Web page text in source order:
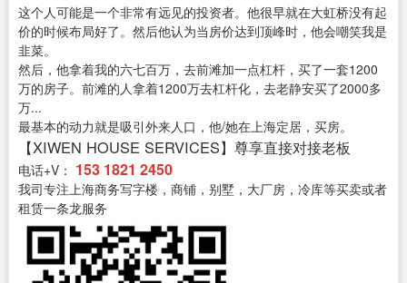
这个人可能是一个非常有远见的投资者。他很早就在大虹桥没有起
价的时候布局好了。然后他认为当房价达到顶峰时，他会嘲笑我是
韭菜。
然后，他拿着我的六七百万，去前滩加一点杠杆，买了一套1200
万的房子。前滩的人拿着1200万去杠杆化，去老静安买了2000多
万...
最基本的动力就是吸引外来人口，他/她在上海定居，买房。
【XIWEN HOUSE SERVICES】尊享直接对接老板
电话+V： 153 1821 2450
我司专注上海商务写字楼，商铺，别墅，大厂房，冷库等买卖或者
租赁一条龙服务